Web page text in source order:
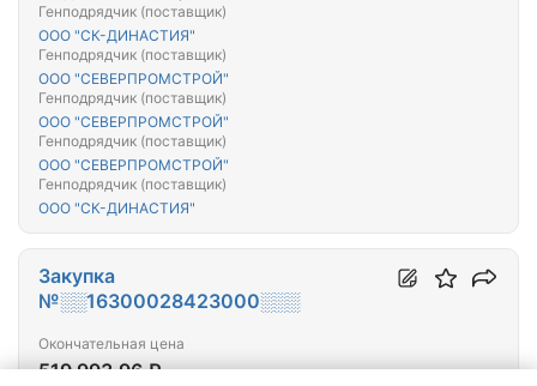
Генподрядчик (поставщик)
ООО "СК-ДИНАСТИЯ"
Генподрядчик (поставщик)
ООО "СЕВЕРПРОМСТРОЙ"
Генподрядчик (поставщик)
ООО "СЕВЕРПРОМСТРОЙ"
Генподрядчик (поставщик)
ООО "СЕВЕРПРОМСТРОЙ"
Генподрядчик (поставщик)
ООО "СК-ДИНАСТИЯ"
Закупка
№░░16300028423000░░░
Окончательная цена
519 993,96 ₽